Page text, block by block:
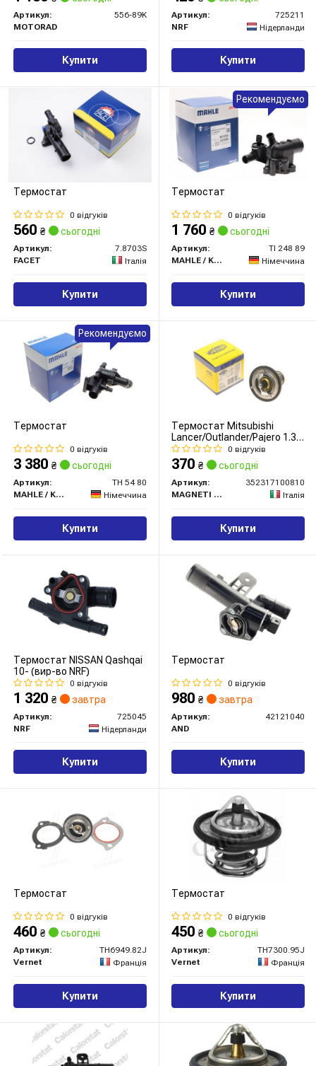
Артикул:
556-89K
MOTORAD
Купити
Артикул:
725211
NRF
Нідерланди
Купити
Термостат
0 відгуків
560 ₴ сьогодні
Артикул:
7.8703S
FACET
Італія
Купити
Термостат
0 відгуків
1 760 ₴ сьогодні
Артикул:
TI 248 89
MAHLE / KNECHT
Німеччина
Купити
Рекомендуємо
Термостат
0 відгуків
3 380 ₴ сьогодні
Артикул:
TH 54 80
MAHLE / KNECHT
Німеччина
Купити
Рекомендуємо
Термостат Mitsubishi
Lancer/Outlander/Pajero 1.3-
2.4 90- (82°C)0 відгуків
370 ₴ сьогодні
Артикул:
352317100810
MAGNETI MARELLI
Італія
Купити
Термостат NISSAN Qashqai
10- (вир-во NRF)
0 відгуків
1 320 ₴ завтра
Артикул:
725045
NRF
Нідерланди
Купити
Термостат
0 відгуків
980 ₴ завтра
Артикул:
42121040
AND
Купити
Термостат
0 відгуків
460 ₴ сьогодні
Артикул:
TH6949.82J
Vernet
Франція
Купити
Термостат
0 відгуків
450 ₴ сьогодні
Артикул:
TH7300.95J
Vernet
Франція
Купити